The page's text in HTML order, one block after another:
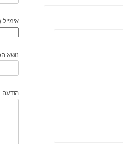
נושא
הודעה